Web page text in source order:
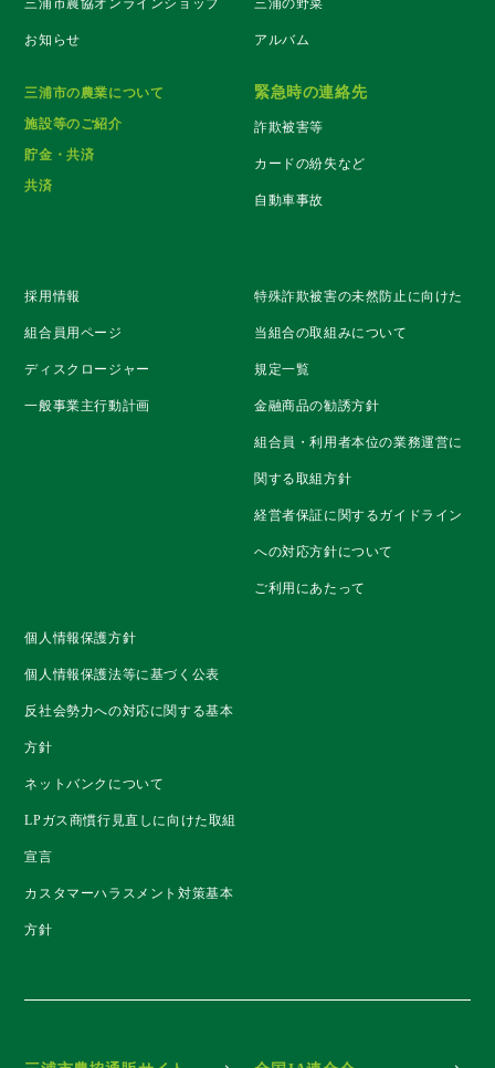
三浦市農協オンラインショップ
お知らせ
三浦の野菜
アルバム
三浦市の農業について
施設等のご紹介
貯金・共済
共済
緊急時の連絡先
詐欺被害等
カードの紛失など
自動車事故
採用情報
組合員用ページ
ディスクロージャー
一般事業主行動計画
特殊詐欺被害の未然防止に向けた
当組合の取組みについて
規定一覧
金融商品の勧誘方針
組合員・利用者本位の業務運営に
関する取組方針
経営者保証に関するガイドライン
への対応方針について
ご利用にあたって
個人情報保護方針
個人情報保護法等に基づく公表
反社会勢力への対応に関する基本
方針
ネットバンクについて
LPガス商慣行見直しに向けた取組
宣言
カスタマーハラスメント対策基本
方針